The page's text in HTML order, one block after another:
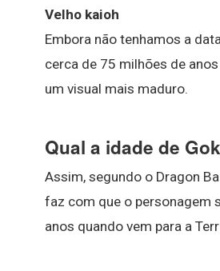
Velho kaioh
Embora não tenhamos a
cerca de 75 milhões de
um visual mais maduro.
Qual a idade de
Assim, segundo o Dragon
faz com que o personagem
anos quando vem para a